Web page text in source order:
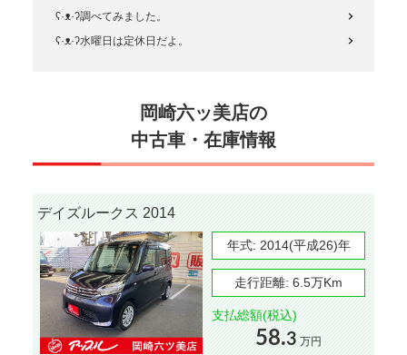
ʕ·ᴥ·ʔ調べてみました。
ʕ·ᴥ·ʔ水曜日は定休日だよ。
岡崎六ッ美店の
中古車・在庫情報
デイズルークス 2014
年式: 2014(平成26)年
走行距離: 6.5万Km
支払総額(税込)
58.3 万円